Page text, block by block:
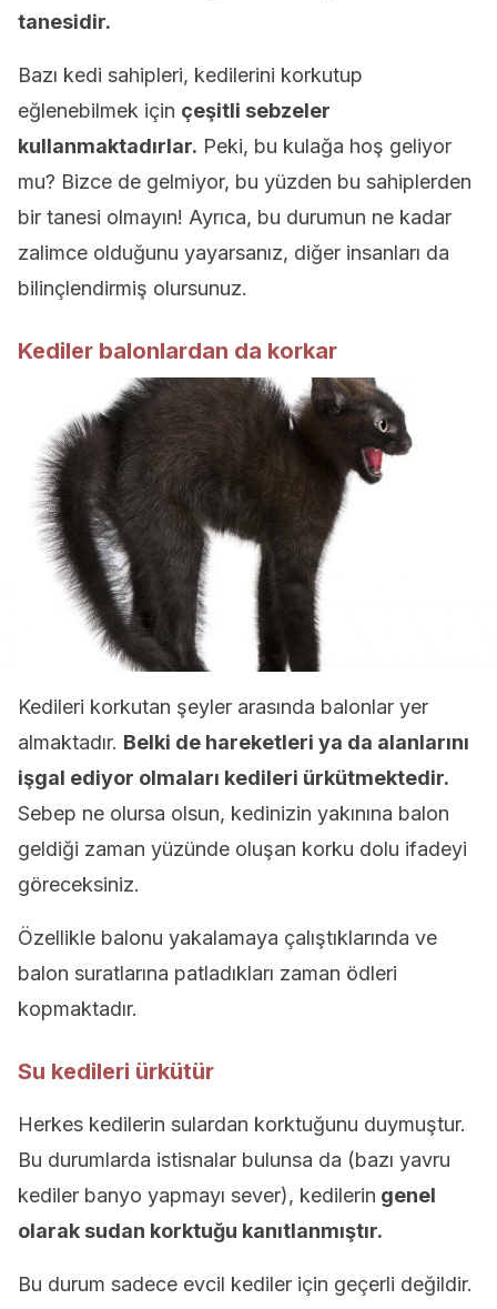
tanesidir.
Bazı kedi sahipleri, kedilerini korkutup
eğlenebilmek için çeşitli sebzeler
kullanmaktadırlar. Peki, bu kulağa hoş geliyor
mu? Bizce de gelmiyor, bu yüzden bu sahiplerden
bir tanesi olmayın! Ayrıca, bu durumun ne kadar
zalimce olduğunu yayarsanız, diğer insanları da
bilinçlendirmiş olursunuz.
Kediler balonlardan da korkar
Kedileri korkutan şeyler arasında balonlar yer
almaktadır. Belki de hareketleri ya da alanlarını
işgal ediyor olmaları kedileri ürkütmektedir.
Sebep ne olursa olsun, kedinizin yakınına balon
geldiği zaman yüzünde oluşan korku dolu ifadeyi
göreceksiniz.
Özellikle balonu yakalamaya çalıştıklarında ve
balon suratlarına patladıkları zaman ödleri
kopmaktadır.
Su kedileri ürkütür
Herkes kedilerin sulardan korktuğunu duymuştur.
Bu durumlarda istisnalar bulunsa da (bazı yavru
kediler banyo yapmayı sever), kedilerin genel
olarak sudan korktuğu kanıtlanmıştır.
Bu durum sadece evcil kediler için geçerli değildir.